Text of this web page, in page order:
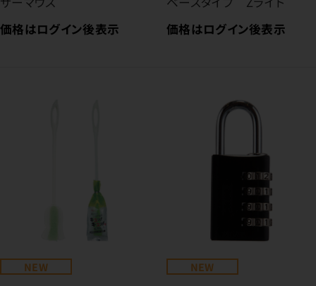
価格はログイン後表示
価格はログイン後表示
NEW NEW